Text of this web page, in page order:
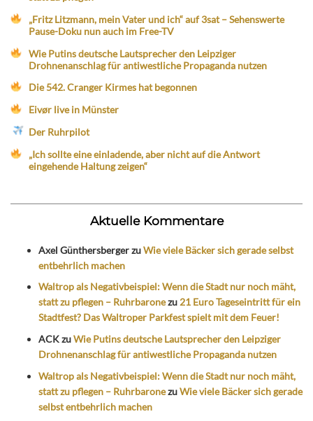
„Fritz Litzmann, mein Vater und ich“ auf 3sat – Sehenswerte
Pause-Doku nun auch im Free-TV
Wie Putins deutsche Lautsprecher den Leipziger
Drohnenanschlag für antiwestliche Propaganda nutzen
Die 542. Cranger Kirmes hat begonnen
Eivør live in Münster
Der Ruhrpilot
„Ich sollte eine einladende, aber nicht auf die Antwort
eingehende Haltung zeigen“
Aktuelle Kommentare
Axel GünthersbergerzuWie viele Bäcker sich gerade selbst
entbehrlich machen
Waltrop als Negativbeispiel: Wenn die Stadt nur noch mäht,
statt zu pflegen – Ruhrbaronezu21 Euro Tageseintritt für ein
Stadtfest? Das Waltroper Parkfest spielt mit dem Feuer!
ACKzuWie Putins deutsche Lautsprecher den Leipziger
Drohnenanschlag für antiwestliche Propaganda nutzen
Waltrop als Negativbeispiel: Wenn die Stadt nur noch mäht,
statt zu pflegen – RuhrbaronezuWie viele Bäcker sich gerade
selbst entbehrlich machen